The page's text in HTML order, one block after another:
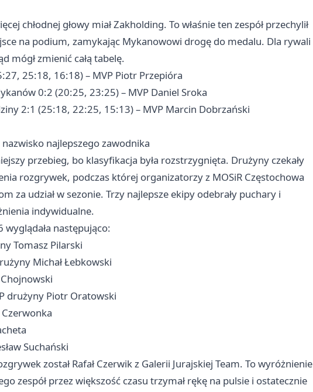
chłodnej głowy miał Zakholding. To właśnie ten zespół przechylił
na podium, zamykając Mykanowowi drogę do medalu. Dla rywali
mógł zmienić całą tabelę.
25:18, 16:18) – MVP Piotr Przepióra
0:2 (20:25, 23:25) – MVP Daniel Sroka
2:1 (25:18, 22:25, 15:13) – MVP Marcin Dobrzański
najlepszego zawodnika
przebieg, bo klasyfikacja była rozstrzygnięta. Drużyny czekały
rozgrywek, podczas której organizatorzy z MOSiR Częstochowa
za udział w sezonie. Trzy najlepsze ekipy odebrały puchary i
indywidualne.
następująco:
Tomasz Pilarski
Michał Łebkowski
drużyny Piotr Oratowski
Suchański
został Rafał Czerwik z Galerii Jurajskiej Team. To wyróżnienie
zespół przez większość czasu trzymał rękę na pulsie i ostatecznie